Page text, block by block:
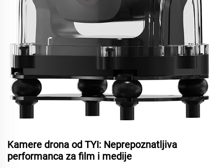
Kamere drona od TYI: Neprepoznatljiva
performanca za film i medije